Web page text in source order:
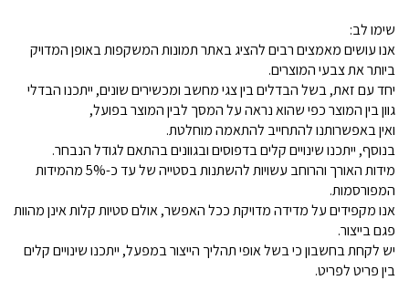
שימו לב:
אנו עושים מאמצים רבים להציג באתר תמונות המשקפות באופן המדויק
ביותר את צבעי המוצרים.
יחד עם זאת, בשל הבדלים בין צגי מחשב ומכשירים שונים, ייתכנו הבדלי
גוון בין המוצר כפי שהוא נראה על המסך לבין המוצר בפועל,
ואין באפשרותנו להתחייב להתאמה מוחלטת.
בנוסף, ייתכנו שינויים קלים בדפוסים ובגוונים בהתאם לגודל הנבחר.
מידות האורך והרוחב עשויות להשתנות בסטייה של עד כ-5% מהמידות
המפורסמות.
אנו מקפידים על מדידה מדויקת ככל האפשר, אולם סטיות קלות אינן מהוות
פגם בייצור.
יש לקחת בחשבון כי בשל אופי תהליך הייצור במפעל, ייתכנו שינויים קלים
בין פריט לפריט.